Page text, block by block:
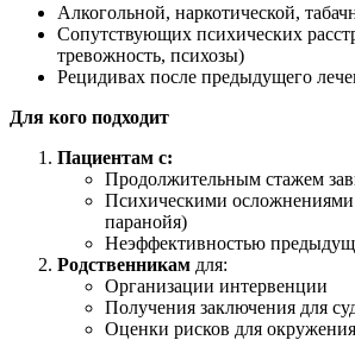
Алкогольной, наркотической,
Сопутствующих психических
тревожность, психозы)
Рецидивах после предыдущего
Для кого подходит
Пациентам с:
Продолжительным стажем
Психическими осложнениями
паранойя)
Неэффективностью
Родственникам для:
Организации интервенции
Получения заключения для
Оценки рисков для окружения